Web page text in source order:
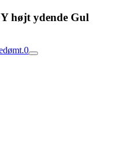
højt ydende Gul
0